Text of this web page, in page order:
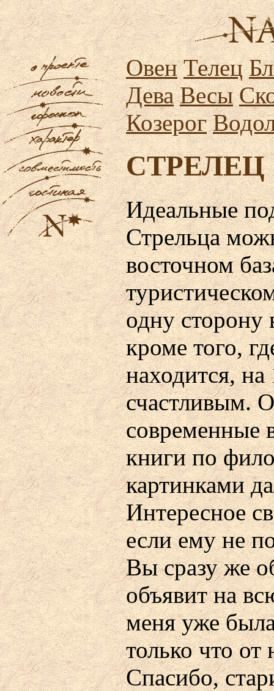
Овен Телец
Дева Весы
Козерог
СТРЕЛЕЦ
Идеальные
Стрельца
восточном
одну сторону
кроме того,
находится, на
счастливым.
современные
книги по
картинками
Интересное
если ему не
Вы сразу же
объявит на
меня уже
только что от
Спасибо,